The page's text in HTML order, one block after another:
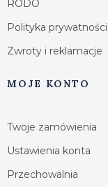
RODO
Polityka prywatności
Zwroty i reklamacje
MOJE KONTO
Twoje zamówienia
Ustawienia konta
Przechowalnia